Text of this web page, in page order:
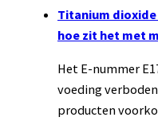
Titanium
hoe zit het met
Het E-nummer
voeding
producten